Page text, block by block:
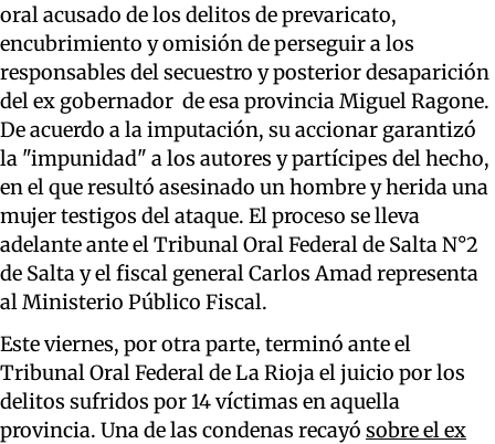
oral acusado de los delitos de prevaricato,
encubrimiento y omisión de perseguir a los
responsables del secuestro y posterior desaparición
del ex gobernador de esa provincia Miguel Ragone.
De acuerdo a la imputación, su accionar garantizó
la "impunidad" a los autores y partícipes del hecho,
en el que resultó asesinado un hombre y herida una
mujer testigos del ataque. El proceso se lleva
adelante ante el Tribunal Oral Federal de Salta N°2
de Salta y el fiscal general Carlos Amad representa
al Ministerio Público Fiscal.
Este viernes, por otra parte, terminó ante el
Tribunal Oral Federal de La Rioja el juicio por los
delitos sufridos por 14 víctimas en aquella
provincia. Una de las condenas recayó sobre el ex